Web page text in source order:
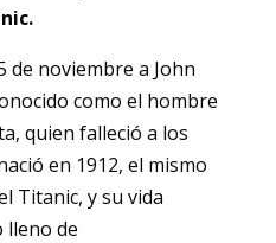
de noviembre a John
como el hombre
quien falleció a los
en 1912, el mismo
Titanic, y su vida
lleno de